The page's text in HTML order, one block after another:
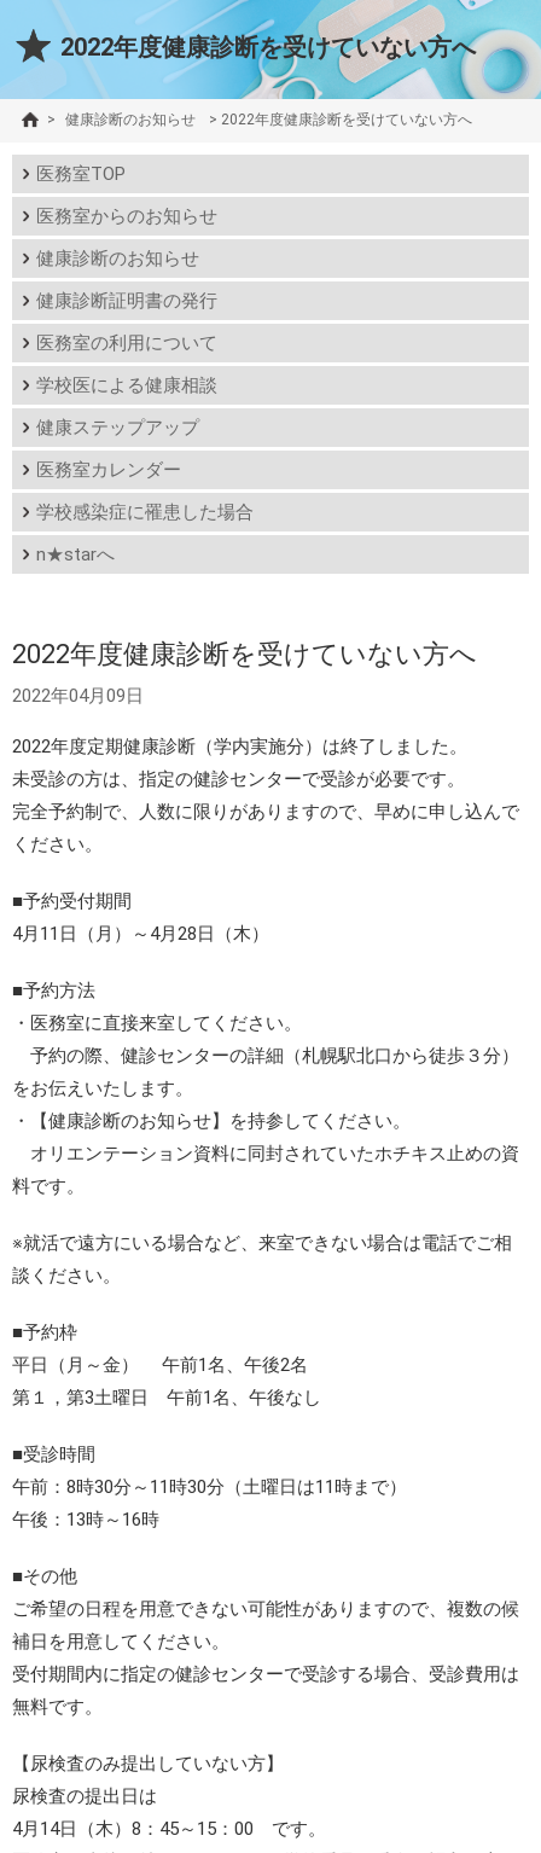
2022年度健康診断を受けていない方へ
> 健康診断のお知らせ > 2022年度健康診断を受けていない方へ
医務室TOP
医務室からのお知らせ
健康診断のお知らせ
健康診断証明書の発行
医務室の利用について
学校医による健康相談
健康ステップアップ
医務室カレンダー
学校感染症に罹患した場合
n★starへ
2022年度健康診断を受けていない方へ
2022年04月09日
2022年度定期健康診断（学内実施分）は終了しました。
未受診の方は、指定の健診センターで受診が必要です。
完全予約制で、人数に限りがありますので、早めに申し込んで
ください。
■予約受付期間
4月11日（月）～4月28日（木）
■予約方法
・医務室に直接来室してください。
予約の際、健診センターの詳細（札幌駅北口から徒歩３分）
をお伝えいたします。
・【健康診断のお知らせ】を持参してください。
オリエンテーション資料に同封されていたホチキス止めの資
料です。
※就活で遠方にいる場合など、来室できない場合は電話でご相
談ください。
■予約枠
平日（月～金） 午前1名、午後2名
第１，第3土曜日 午前1名、午後なし
■受診時間
午前：8時30分～11時30分（土曜日は11時まで）
午後：13時～16時
■その他
ご希望の日程を用意できない可能性がありますので、複数の候
補日を用意してください。
受付期間内に指定の健診センターで受診する場合、受診費用は
無料です。
【尿検査のみ提出していない方】
尿検査の提出日は
4月14日（木）8：45～15：00 です。